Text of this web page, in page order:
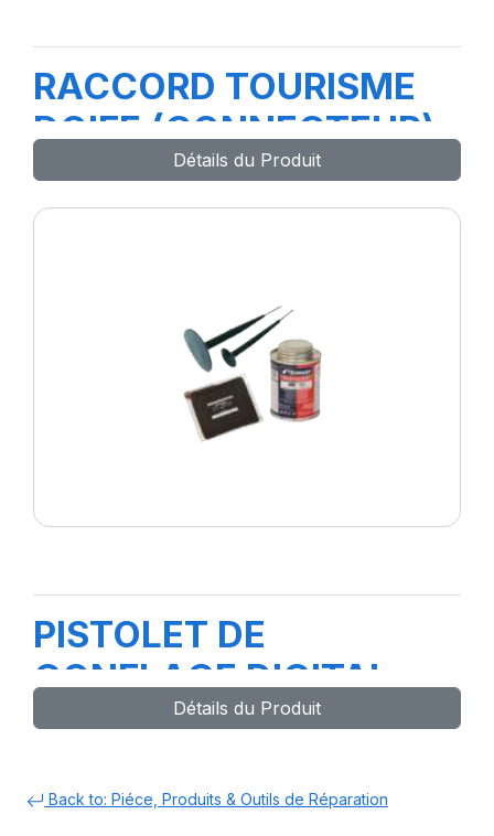
RACCORD TOURISME
DOIFE (CONNECTEUR)
Détails du Produit
PISTOLET DE
GONFLAGE DIGITAL
SCHRADER-3030017G-
Détails du Produit
Back to: Piéce, Produits & Outils de Réparation